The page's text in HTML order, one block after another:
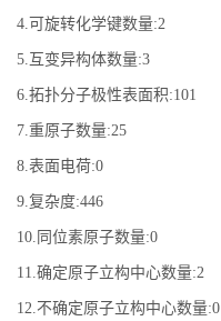
4.可旋转化学键数量:2
5.互变异构体数量:3
6.拓扑分子极性表面积:101
7.重原子数量:25
8.表面电荷:0
9.复杂度:446
10.同位素原子数量:0
11.确定原子立构中心数量:2
12.不确定原子立构中心数量:0